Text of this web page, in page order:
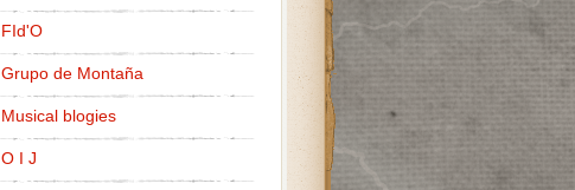
FId'O
Grupo de Montaña
Musical blogies
O I J